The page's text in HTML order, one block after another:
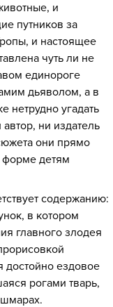
и
путников за
и настоящее
чуть ли не
единороге
дьяволом, а в
нетрудно угадать
ни издатель
они прямо
форме детям
содержанию:
в котором
главного злодея
достойно ездовое
рогами тварь,